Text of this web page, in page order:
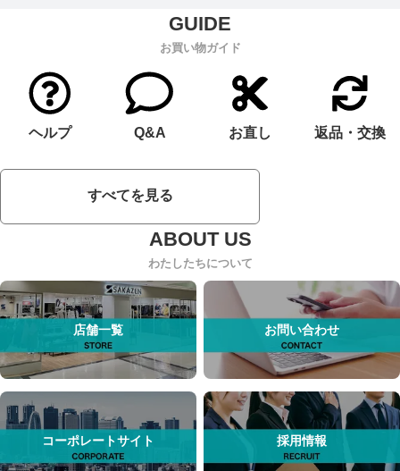
お買い物ガイド
ヘルプ Q&A お直し 返品・交換
すべてを見る
わたしたちについて
店舗一覧 お問い合わせ
コーポレートサイト 採用情報